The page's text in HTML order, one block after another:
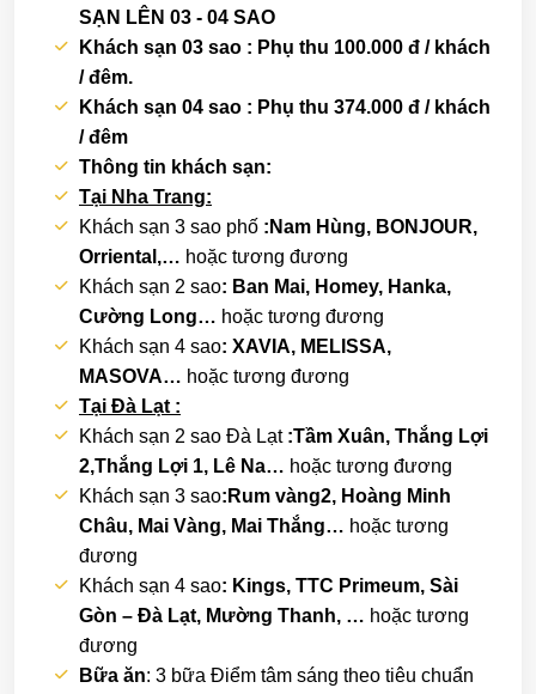
SẠN LÊN 03 - 04 SAO
Khách sạn 03 sao : Phụ thu 100.000 đ / khách
/ đêm.
Khách sạn 04 sao : Phụ thu 374.000 đ / khách
/ đêm
Thông tin khách sạn:
Tại Nha Trang:
Khách sạn 3 sao phố :Nam Hùng, BONJOUR,
Orriental,… hoặc tương đương
Khách sạn 2 sao: Ban Mai, Homey, Hanka,
Cường Long… hoặc tương đương
Khách sạn 4 sao: XAVIA, MELISSA,
MASOVA… hoặc tương đương
Tại Đà Lạt :
Khách sạn 2 sao Đà Lạt :Tầm Xuân, Thắng Lợi
2,Thắng Lợi 1, Lê Na… hoặc tương đương
Khách sạn 3 sao:Rum vàng2, Hoàng Minh
Châu, Mai Vàng, Mai Thắng… hoặc tương
đương
Khách sạn 4 sao: Kings, TTC Primeum, Sài
Gòn – Đà Lạt, Mường Thanh, … hoặc tương
đương
Bữa ăn: 3 bữa Điểm tâm sáng theo tiêu chuẩn